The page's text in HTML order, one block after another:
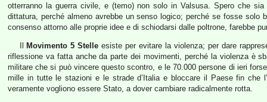
otterranno la guerra civile, e (temo) non solo in Valsusa. Spero che
dittatura, perché almeno avrebbe un senso logico; perché se fosse
consenso attorno alle proprie idee e di schiodarsi dalle poltrone, farebbe
Movimento 5 Stelle esiste per evitare la violenza; per dare
riflessione va fatta anche da parte dei movimenti, perché la violenza è
militare che si può vincere questo scontro, e le 70.000 persone di ieri
mille in tutte le stazioni e le strade d’Italia e bloccare il Paese fin
veramente vogliono essere Stato, a dover cambiare radicalmente rotta.